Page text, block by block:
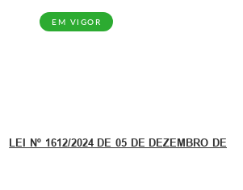
EM VIGOR
LEI Nº 1612/2024 DE 05 DE DEZEMBRO DE